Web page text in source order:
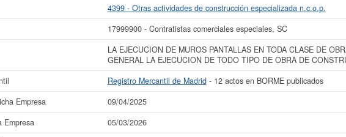
4399 - Otras actividades de construcción especializada n.c.o.p.
17999900 - Contratistas comerciales especiales, SC
LA EJECUCION DE MUROS PANTALLAS EN TODA CLASE DE
GENERAL LA EJECUCION DE TODO TIPO DE OBRA DE
Registro Mercantil de Madrid- 12 actos en BORME publicados
Empresa
09/04/2025
Empresa
05/03/2026